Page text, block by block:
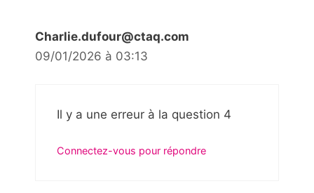
Charlie.dufour@ctaq.com
09/01/2026 à 03:13
Il y a une erreur à la question 4
Connectez-vous pour répondre